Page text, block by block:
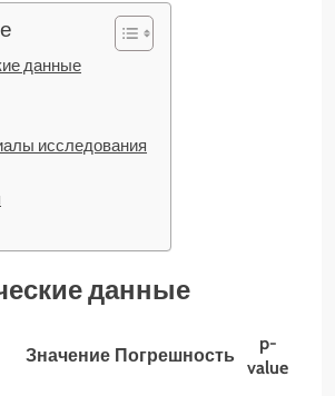
данные
исследования
данные
Значение Погрешность
p-
value